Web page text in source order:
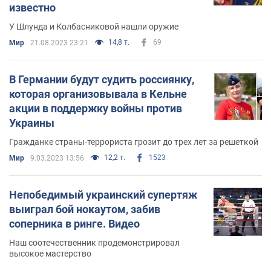
известно
У Шлунда и Колбасниковой нашли оружие
Мир 21.08.2023 23:21 14,8 т. 69
В Германии будут судить россиянку,
которая организовывала в Кельне
акции в поддержку войны против
Украины
Гражданке страны-террориста грозит до трех лет за решеткой
Мир 9.03.2023 13:56 12,2 т. 1523
Непобедимый украинский супертяж
выиграл бой нокаутом, забив
соперника в ринге. Видео
Наш соотечественник продемонстрировал
высокое мастерство